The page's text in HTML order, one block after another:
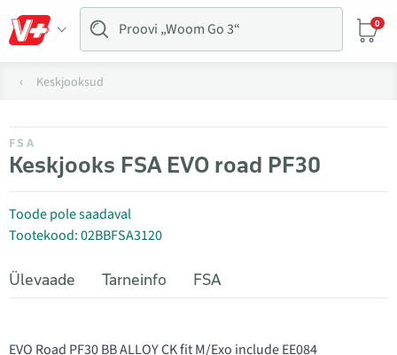
0
Keskjooksud
FSA
Keskjooks FSA EVO road PF30
Toode pole saadaval
Tootekood: 02BBFSA3120
Ülevaade Tarneinfo FSA